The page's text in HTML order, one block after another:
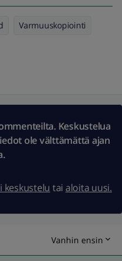
Varmuuskopiointi
Keskustelua
ole välttämättä ajan
keskustelu tai aloita uusi.
Vanhin ensin